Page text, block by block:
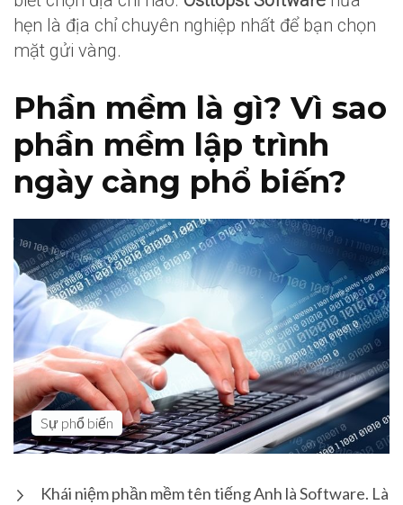
hẹn là địa chỉ chuyên nghiệp nhất để bạn chọn
mặt gửi vàng.
Phần mềm là gì? Vì sao
phần mềm lập trình
ngày càng phổ biến?
Sự phổ biến
Khái niệm phần mềm tên tiếng Anh là Software. Là